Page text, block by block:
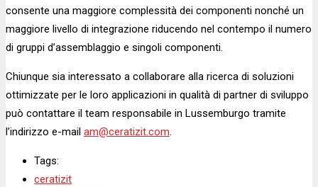
consente una maggiore complessità dei componenti nonché un
maggiore livello di integrazione riducendo nel contempo il numero
di gruppi d’assemblaggio e singoli componenti.
Chiunque sia interessato a collaborare alla ricerca di soluzioni
ottimizzate per le loro applicazioni in qualità di partner di sviluppo
può contattare il team responsabile in Lussemburgo tramite
l’indirizzo e-mail am@ceratizit.com.
Tags:
ceratizit